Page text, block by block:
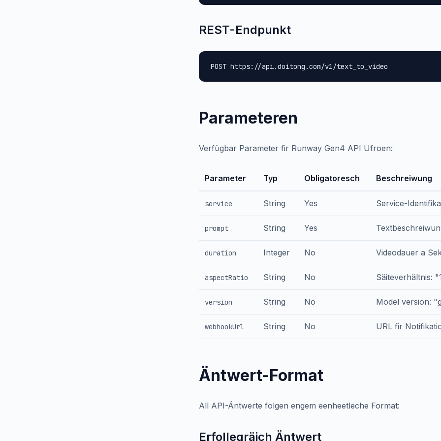
REST-Endpunkt
POST https://api.doitong.com/v1/text_to_video
Parameteren
Verfügbar Parameter fir Runway Gen4 API Ufroen:
Parameter Typ Obligatoresch Beschreiwung
service String Yes Service-
prompt String Yes
duration Integer No Videodauer a
aspectRatio String No Säiteverhältnis:
version String No Model version:
webhookUrl String No URL fir
Äntwert-Format
All API-Äntwerte folgen engem eenheetleche Format:
Erfollegräich Äntwert